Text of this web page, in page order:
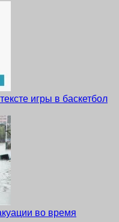
игры в баскетбол
во время